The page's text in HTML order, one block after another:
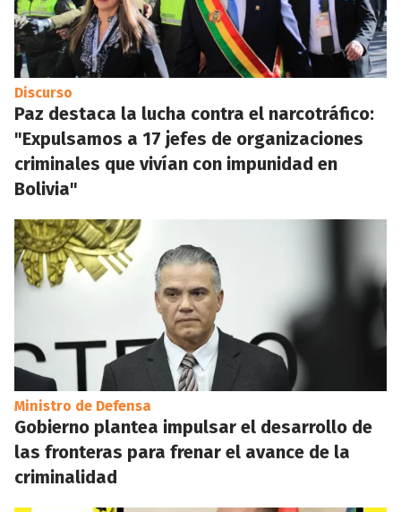
Discurso
Paz destaca la lucha contra el narcotráfico:
"Expulsamos a 17 jefes de organizaciones
criminales que vivían con impunidad en
Bolivia"
Ministro de Defensa
Gobierno plantea impulsar el desarrollo de
las fronteras para frenar el avance de la
criminalidad